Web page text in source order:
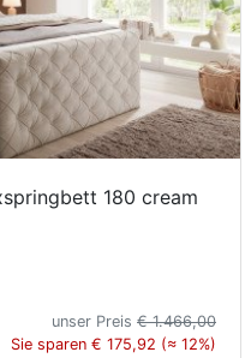
180 cream
unser Preis € 1.466,00
Sie sparen € 175,92 (≈ 12%)